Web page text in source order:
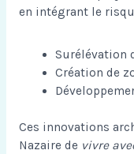
en intégrant le
Surélévation
Création de
Ces innovations
Nazaire de vivre